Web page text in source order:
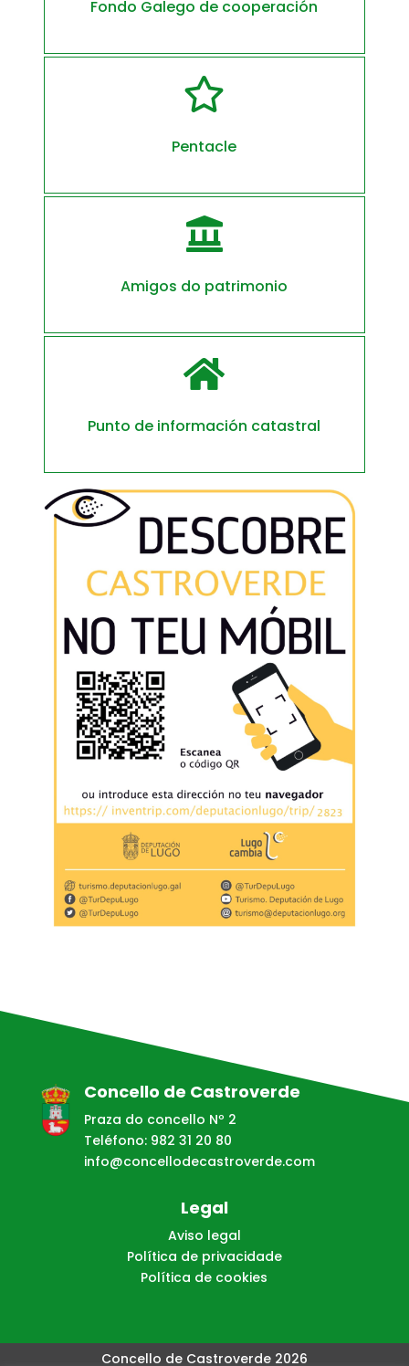
Fondo Galego de cooperación

Pentacle

Amigos do patrimonio

Punto de información catastral
Concello de Castroverde
Praza do concello Nº 2
Teléfono: 982 31 20 80
info@concellodecastroverde.com
Legal
Aviso legal
Política de privacidade
Política de cookies
Concello de Castroverde 2026